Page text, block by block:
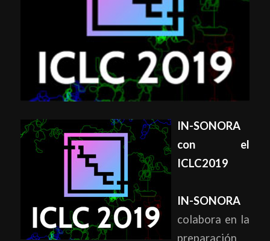
IN-SONORA
con el
ICLC2019
IN-SONORA
colabora en la
preparación